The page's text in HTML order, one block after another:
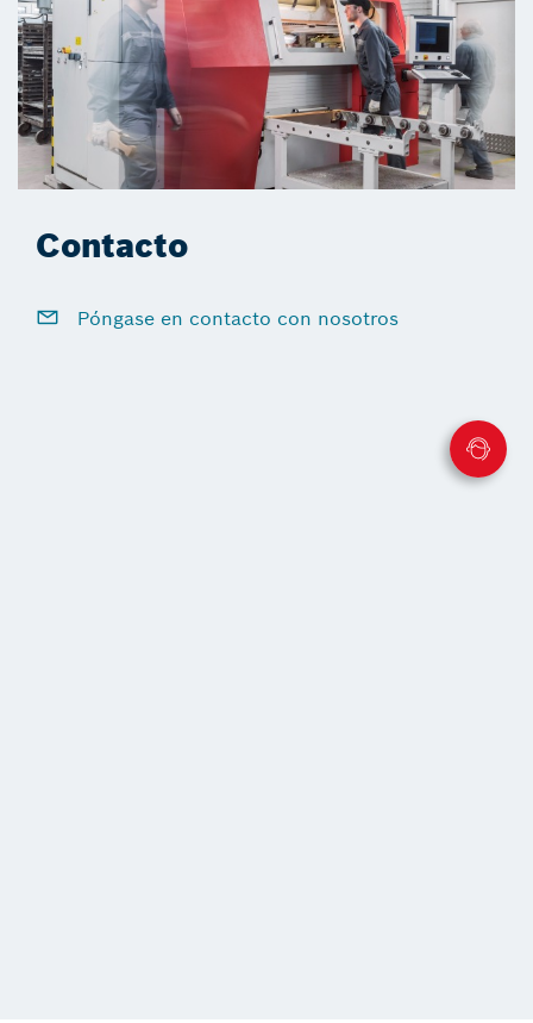
Contacto
Póngase en contacto con nosotros